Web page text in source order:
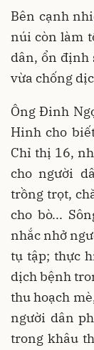
Bên cạnh
núi còn làm
dân, ổn định
vừa chống
Ông Đinh
Hinh cho
Chỉ thị 16,
cho người
trồng trọt,
cho bò...
nhắc nhở
tụ tập; thực
dịch bệnh
thu hoạch
người dân
trong khâu